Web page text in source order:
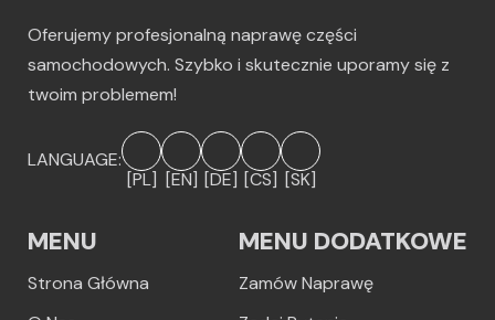
Oferujemy profesjonalną naprawę części
samochodowych. Szybko i skutecznie uporamy się z
twoim problemem!
LANGUAGE:
[PL] [EN] [DE] [CS] [SK]
MENU
Strona Główna
MENU DODATKOWE
Zamów Naprawę